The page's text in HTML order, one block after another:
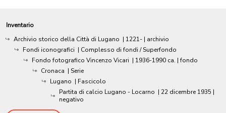
Inventario
Archivio storico della Città di Lugano | 1221- | archivio
Fondi iconografici | Complesso di fondi / Superfondo
Fondo fotografico Vincenzo Vicari | 1936-1990 ca. | fondo
Cronaca | Serie
Lugano | Fascicolo
Partita di calcio Lugano - Locarno | 22 dicembre 1935 |
negativo